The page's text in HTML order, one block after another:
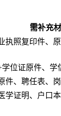
需补充
执照复印件、
位证原件、学
件、聘任表、
学证明、户口